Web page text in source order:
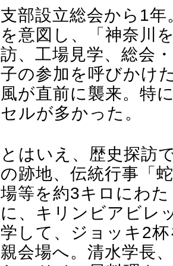
支部設立総会から1
を意図し、「神奈川
訪、工場見学、総会
子の参加を呼びかけ
風が直前に襲来。特
セルが多かった。
とはいえ、歴史探訪
の跡地、伝統行事「
場等を約3キロにわ
に、キリンビアビレ
学して、ジョッキ2
親会場へ。清水学長